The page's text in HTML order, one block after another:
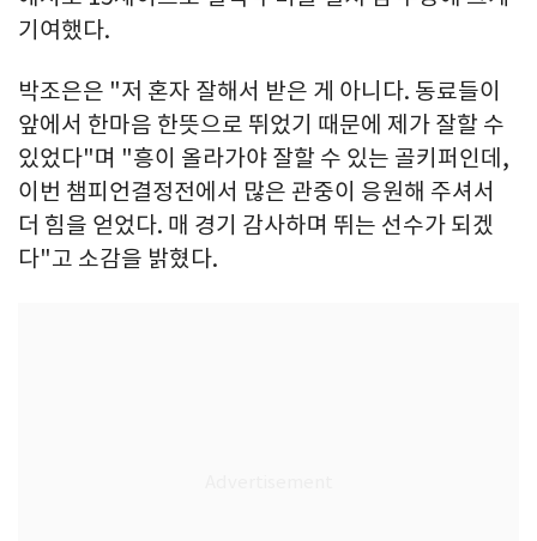
기여했다.
박조은은 "저 혼자 잘해서 받은 게 아니다. 동료들이
앞에서 한마음 한뜻으로 뛰었기 때문에 제가 잘할 수
있었다"며 "흥이 올라가야 잘할 수 있는 골키퍼인데,
이번 챔피언결정전에서 많은 관중이 응원해 주셔서
더 힘을 얻었다. 매 경기 감사하며 뛰는 선수가 되겠
다"고 소감을 밝혔다.